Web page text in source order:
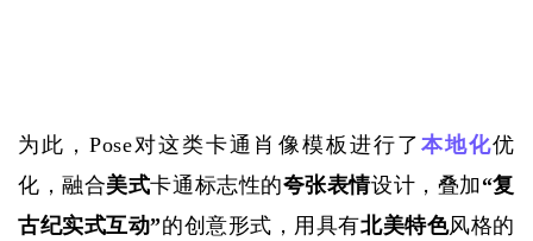
为此，Pose对这类卡通肖像模板进行了本地化优
化，融合美式卡通标志性的夸张表情设计，叠加“复
古纪实式互动”的创意形式，用具有北美特色风格的